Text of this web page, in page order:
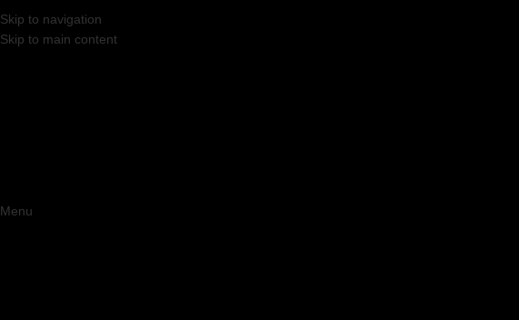
Skip to navigation
Skip to main content
Menu